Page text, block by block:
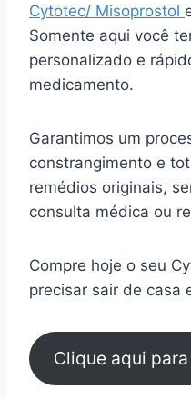
Cytotec/ Misoprostol
Somente aqui você
personalizado e
medicamento.
Garantimos um
constrangimento e
remédios originais,
consulta médica ou
Compre hoje o seu
precisar sair de casa
Clique aqui